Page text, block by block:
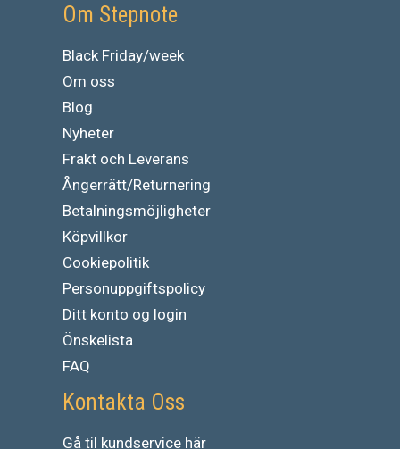
Om Stepnote
Black Friday/week
Om oss
Blog
Nyheter
Frakt och Leverans
Ångerrätt/Returnering
Betalningsmöjligheter
Köpvillkor
Cookiepolitik
Personuppgiftspolicy
Ditt konto og login
Önskelista
FAQ
Kontakta Oss
Gå til kundservice här